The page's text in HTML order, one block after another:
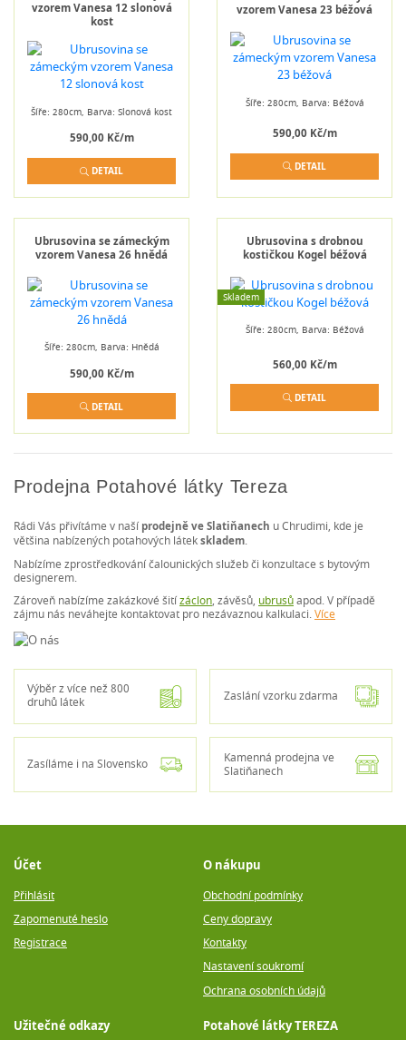
vzorem Vanesa 12 slonová
kost
Šíře: 280cm, Barva: Slonová kost
590,00 Kč/m
DETAIL
vzorem Vanesa 23 béžová
Šíře: 280cm, Barva: Béžová
590,00 Kč/m
DETAIL
Ubrusovina se zámeckým
vzorem Vanesa 26 hnědá
Šíře: 280cm, Barva: Hnědá
590,00 Kč/m
DETAIL
Ubrusovina s drobnou
kostičkou Kogel béžová
Skladem
Šíře: 280cm, Barva: Béžová
560,00 Kč/m
DETAIL
Prodejna Potahové látky Tereza
Rádi Vás přivítáme v naší prodejně ve Slatiňanech u Chrudimi, kde je
většina nabízených potahových látek skladem.
Nabízíme zprostředkování čalounických služeb či konzultace s bytovým
designerem.
Zároveň nabízíme zakázkové šitízáclon, závěsů, ubrusůapod. V případě
zájmu nás neváhejte kontaktovat pro nezávaznou kalkulaci.Více
Výběr z více než 800
druhů látek
Zaslání vzorku zdarma
Zasíláme i na Slovensko
Kamenná prodejna ve
Slatiňanech
Potahové látky TEREZA
Účet
Přihlásit
Zapomenuté heslo
Registrace
O nákupu
Obchodní podmínky
Ceny dopravy
Kontakty
Nastavení soukromí
Ochrana osobních údajů
Užitečné odkazy